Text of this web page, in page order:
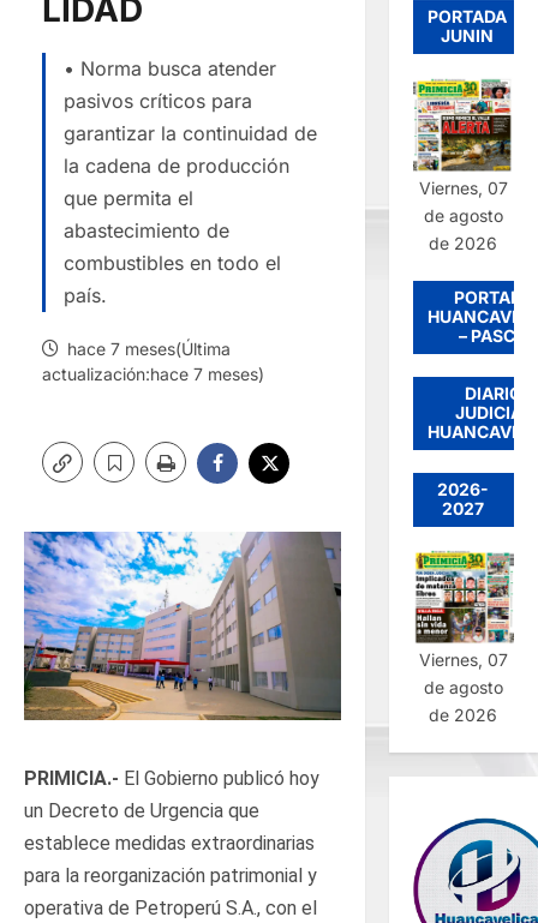
LIDAD
• Norma busca atender
pasivos críticos para
garantizar la continuidad de
la cadena de producción
que permita el
abastecimiento de
combustibles en todo el
país.
hace 7 meses(Última
actualización:hace 7 meses)
PRIMICIA.- El Gobierno publicó hoy
un Decreto de Urgencia que
establece medidas extraordinarias
para la reorganización patrimonial y
operativa de Petroperú S.A., con el
PORTADA
JUNIN
Viernes, 07
de agosto
de 2026
PORTADA
– PASCO
DIARIO
JUDICIAL
2026-
2027
Viernes, 07
de agosto
de 2026